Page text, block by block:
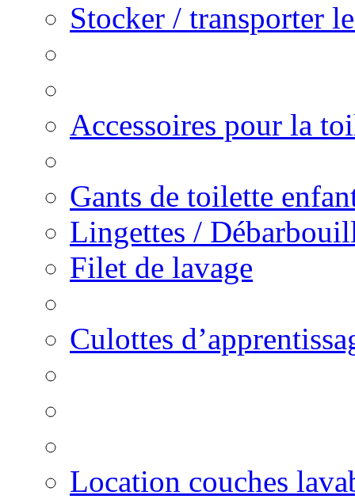
Stocker / transporter
Accessoires pour la
Gants de toilette
Lingettes /
Filet de lavage
Culottes
Location couches